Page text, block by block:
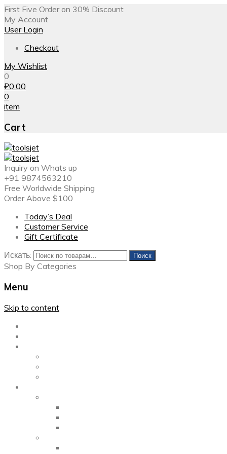
First Five Order on 30% Discount
My Account
User Login
Checkout
My Wishlist
0
₽0.00
0
item
Cart
Inquiry on Whats up
+91 9874563210
Free Worldwide Shipping
Order Above $100
Today’s Deal
Customer Service
Gift Certificate
Искать:
Поиск
Shop By Categories
Menu
Skip to content